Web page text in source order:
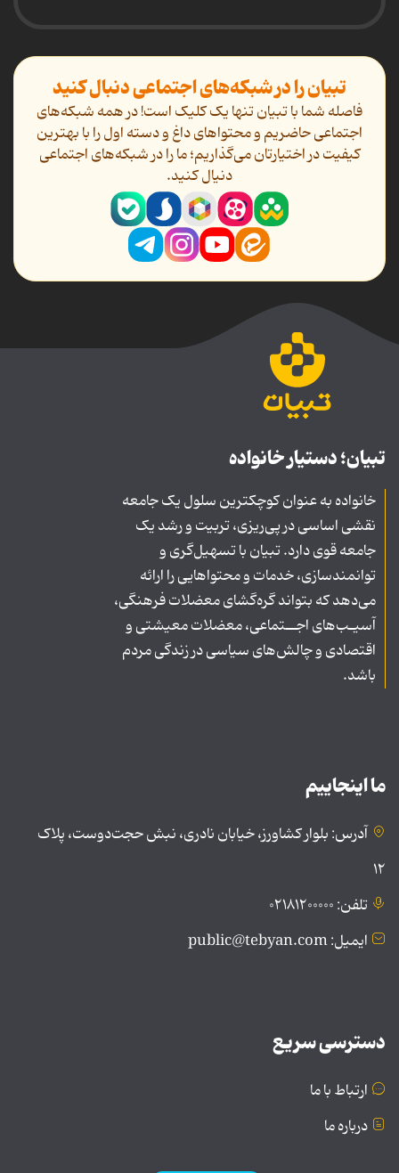
تبیان را در شبکه‌های اجتماعی دنبال کنید
فاصله شما با تبیان تنها یک کلیک است! در همه شبکه‌های
اجتماعی حاضریم و محتواهای داغ و دسته اول را با بهترین
کیفیت در اختیارتان می‌گذاریم؛ ما را در شبکه‌های اجتماعی
دنیال کنید.
تبیان؛ دستیار خانواده
خانواده به عنوان کوچکترین سلول یک جامعه
نقشی اساسی در پی‌ریزی، تربیت و رشد یک
جامعه قوی دارد. تبیان با تسهیل‌گری و
توانمندسازی، خدمات و محتواهایی را ارائه
می‌دهد که بتواند گره‌گشای معضلات فرهنگی،
آسیـب‌های اجــتماعی، معضلات معیشتی و
اقتصادی و چالش‌های سیاسی در زندگی مردم
باشد.
ما اینجاییم
آدرس: بلوار کشاورز، خیابان نادری، نبش حجت‌دوست، پلاک
۱۲
تلفن: ۰۲۱۸۱۲۰۰۰۰۰
ایمیل: public@tebyan.com
دسترسی سریع
ارتباط با ما
درباره ما